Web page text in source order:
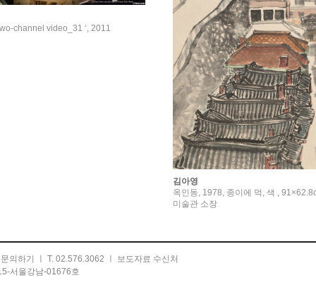
김아영
옥인동, 1978, 종이에 먹, 색 ,
미술관 소장
channel video_31 ‘, 2011
문의하기 ㅣ T. 02.576.3062 ㅣ 보도자료 수신처
서울강남-01676호